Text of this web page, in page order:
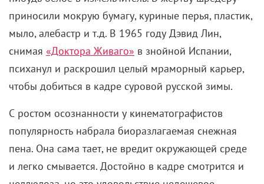
открывают охоту бывшие коллеги, а Джен к тому же
оказывается в интересном положении.
Сочетание двух этих факторов взаимопониманию в
молодой семье не сильно способствует. Поэтому
интриги в фильме две – сумеет ли Спенсер найти
Ответы вроде бы предсказуемы, однако героям
придется пережить немало всего, чтобы добраться
до истины и преодолеть разногласия.